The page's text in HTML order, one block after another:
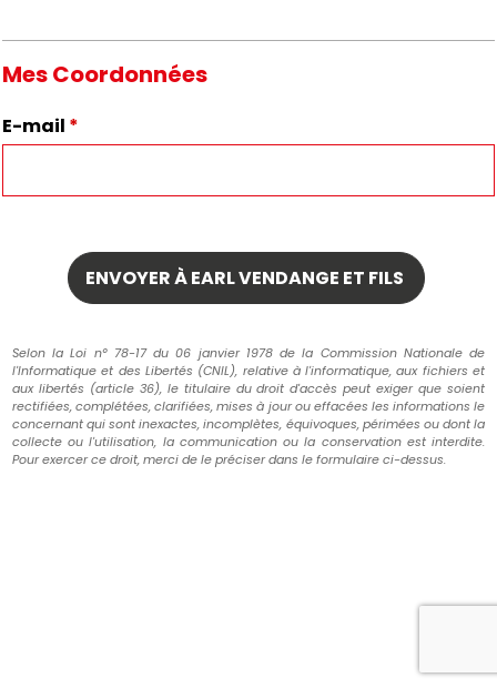
Mes Coordonnées
E-mail *
Selon la Loi n° 78-17 du 06 janvier 1978 de la Commission Nationale de
l'Informatique et des Libertés (CNIL), relative à l'informatique, aux fichiers et
aux libertés (article 36), le titulaire du droit d'accès peut exiger que soient
rectifiées, complétées, clarifiées, mises à jour ou effacées les informations le
concernant qui sont inexactes, incomplètes, équivoques, périmées ou dont la
collecte ou l'utilisation, la communication ou la conservation est interdite.
Pour exercer ce droit, merci de le préciser dans le formulaire ci-dessus.